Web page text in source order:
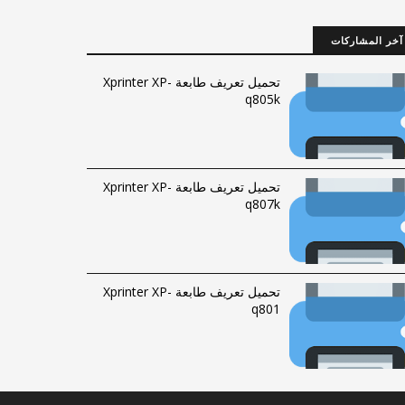
آخر المشاركات
تحميل تعريف طابعة Xprinter XP-
q805k
تحميل تعريف طابعة Xprinter XP-
q807k
تحميل تعريف طابعة Xprinter XP-
q801